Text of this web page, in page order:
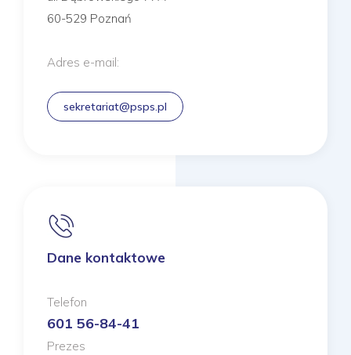
60-529 Poznań
Adres e-mail:
sekretariat@psps.pl
Dane kontaktowe
Telefon
601 56-84-41
Prezes